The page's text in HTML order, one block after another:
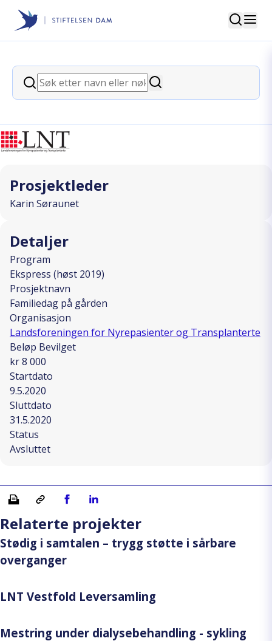
Stiftelsen Dam
Søk
Søk
Søk
back
Familiedag på gården
Prosjektleder
Karin Søraunet
Detaljer
Program
Ekspress (høst 2019)
Prosjektnavn
Familiedag på gården
Organisasjon
Landsforeningen for Nyrepasienter og Transplanterte
Beløp Bevilget
kr 8 000
Startdato
9.5.2020
Sluttdato
31.5.2020
Status
Avsluttet
Skriv ut Kopiera länkDel på Facebook
Del på Linkedin
Relaterte projekter
Stødig i samtalen – trygg støtte i sårbare
overganger
LNT Vestfold Leversamling
Mestring under dialysebehandling - sykling